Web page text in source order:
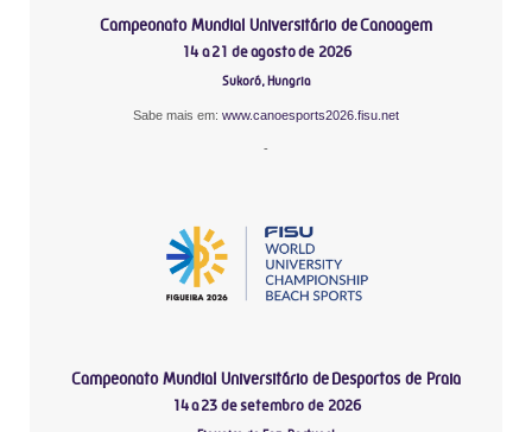
Campeonato Mundial Universitário de Canoagem
14 a 21 de agosto de 2026
Sukoró, Hungria
Sabe mais em: www.canoesports2026.fisu.net
-
Campeonato Mundial Universitário de Desportos de Praia
14 a 23 de setembro de 2026